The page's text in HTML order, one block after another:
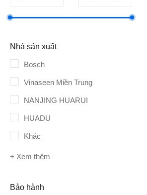
Nhà sản xuất
Bosch
Vinaseen Miền Trung
NANJING HUARUI
HUADU
Khác
+ Xem thêm
Bảo hành